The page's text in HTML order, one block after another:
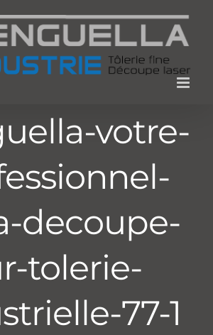
votre-
decoupe-
tolerie-
77-1